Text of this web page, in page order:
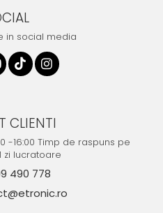
in social media
CLIENTI
-16:00 Timp de raspuns pe
zi lucratoare
490 778